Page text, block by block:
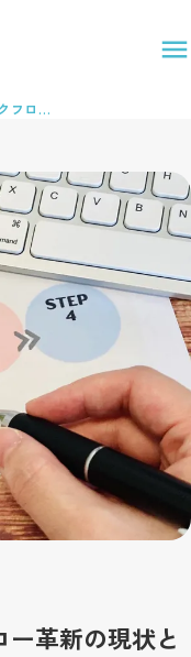
AI活用による業務ワークフロー革新の現状と展望
革新の現状と